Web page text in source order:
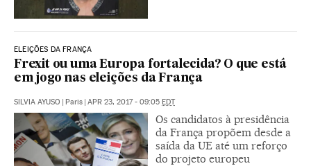
ELEIÇÕES DA FRANÇA
Frexit ou uma Europa fortalecida? O que está
em jogo nas eleições da França
SILVIA AYUSO | Paris | APR 23, 2017 - 09:05 EDT
Os candidatos à presidência
da França propõem desde a
saída da UE até um reforço
do projeto europeu